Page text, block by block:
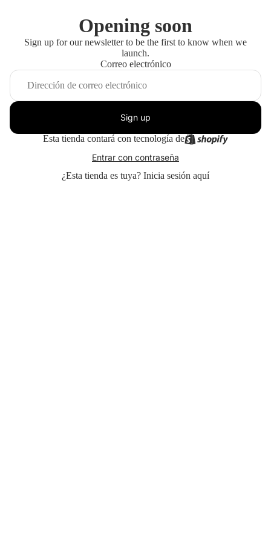
Opening soon
Sign up for our newsletter to be the first to know when we
launch.
Correo electrónico
Sign up
Esta tienda contará con tecnología de
Entrar con contraseña
¿Esta tienda es tuya? Inicia sesión aquí